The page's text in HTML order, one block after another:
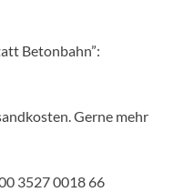
Betonbahn”:
Gerne mehr
3527 0018 66